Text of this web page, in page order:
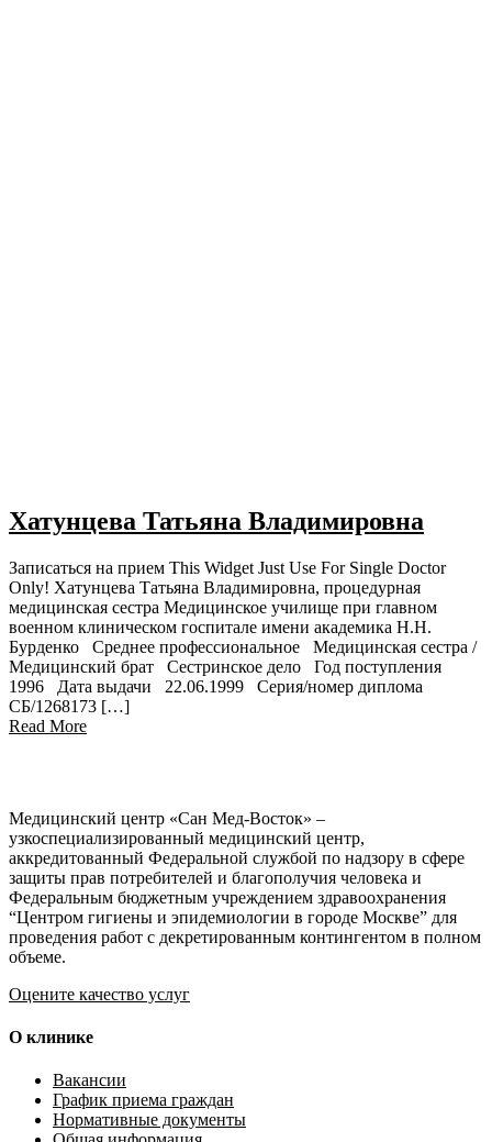
Хатунцева Татьяна Владимировна
Записаться на прием This Widget Just Use For Single Doctor
Only! Хатунцева Татьяна Владимировна, процедурная
медицинская сестра Медицинское училище при главном
военном клиническом госпитале имени академика Н.Н.
Бурденко Среднее профессиональное Медицинская сестра /
Медицинский брат Сестринское дело Год поступления
1996 Дата выдачи 22.06.1999 Серия/номер диплома
СБ/1268173 […]
Read More
Медицинский центр «Сан Мед-Восток» –
узкоспециализированный медицинский центр,
аккредитованный Федеральной службой по надзору в сфере
защиты прав потребителей и благополучия человека и
Федеральным бюджетным учреждением здравоохранения
“Центром гигиены и эпидемиологии в городе Москве” для
проведения работ с декретированным контингентом в полном
объеме.
Оцените качество услуг
О клинике
Вакансии
График приема граждан
Нормативные документы